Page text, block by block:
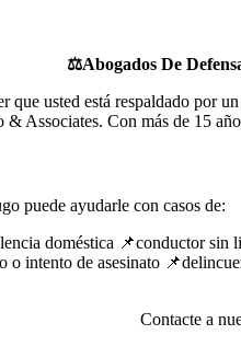
⚖️Abogados De
que usted está respaldado por
Associates. Con más de 15
puede ayudarle con casos de:
doméstica 📌conductor
o intento de asesinato
Contacte a